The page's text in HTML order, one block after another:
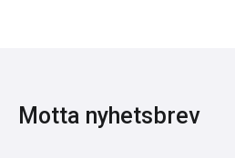
Motta nyhetsbrev